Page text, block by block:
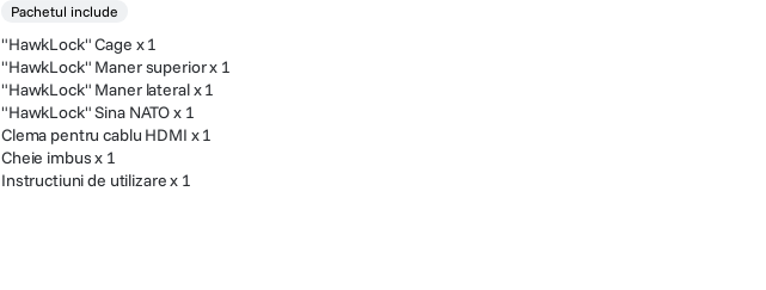
Pachetul include
"HawkLock" Cage x 1
"HawkLock" Maner superior x 1
"HawkLock" Maner lateral x 1
"HawkLock" Sina NATO x 1
Clema pentru cablu HDMI x 1
Cheie imbus x 1
Instructiuni de utilizare x 1